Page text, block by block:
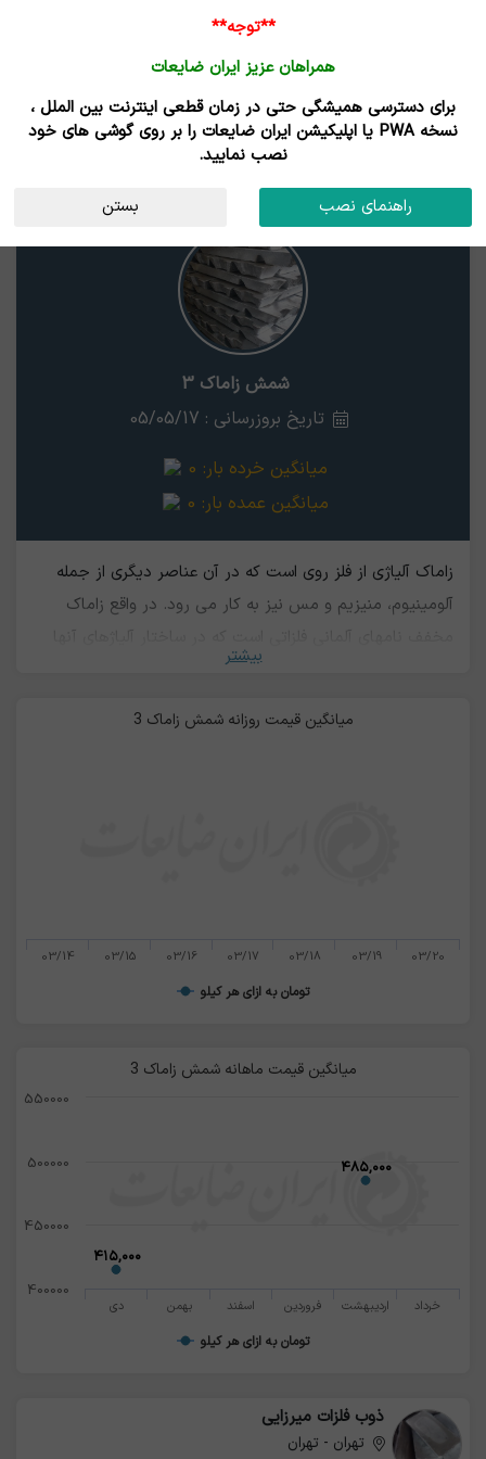
نتایج جستجوی قیمت
استان
شمش زاماک 3
تاریخ بروزرسانی : 05/05/17
میانگین خرده بار: 0
میانگین عمده بار: 0
زاماک آلیاژی از فلز روی است که در آن عناصر دیگری از جمله
آلومینیوم، منیزیم و مس نیز به کار می رود. در واقع زاماک
استفاده شده است. آلیاژ زاماک دارای انواع مختلفی است. زاماک
مکانیکی دارد. این آلیاژ از قابلیت ریخته گری فوق العاده و ثبات
بیشتر
میانگین قیمت روزانه شمش زاماک 3
تومان به ازای هر کیلو
03/14 03/15 03/16 03/17 03/18 03/19 03/20
میانگین قیمت ماهانه شمش زاماک 3
۴۱۵,۰۰۰
۴۱۵,۰۰۰
۴۸۵,۰۰۰
۴۸۵,۰۰۰
تومان به ازای هر کیلو
دی بهمن اسفند فروردین اردیبهشت خرداد
400000
450000
500000
550000
ذوب فلزات میرزایی
تهران - تهران
**توجه**
همراهان عزیز ایران ضایعات
برای دسترسی همیشگی حتی در زمان قطعی اینترنت بین الملل ،
نسخه PWA یا اپلیکیشن ایران ضایعات را بر روی گوشی های خود
نصب نمایید.
راهنمای نصب بستن